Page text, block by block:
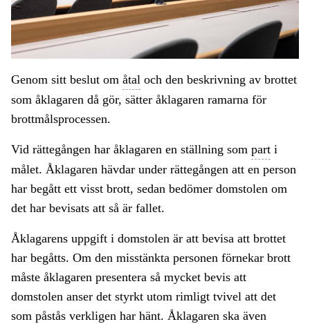
Genom sitt beslut om åtal och den beskrivning av brottet
som åklagaren då gör, sätter åklagaren ramarna för
brottmålsprocessen.
Vid rättegången har åklagaren en ställning som part i
målet. Åklagaren hävdar under rättegången att en person
har begått ett visst brott, sedan bedömer domstolen om
det har bevisats att så är fallet.
Åklagarens uppgift i domstolen är att bevisa att brottet
har begåtts. Om den misstänkta personen förnekar brott
måste åklagaren presentera så mycket bevis att
domstolen anser det styrkt utom rimligt tvivel att det
som påstås verkligen har hänt. Åklagaren ska även